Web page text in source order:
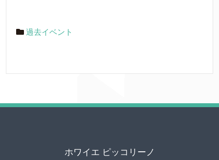
過去イベント
ホワイエ ピッコリーノ